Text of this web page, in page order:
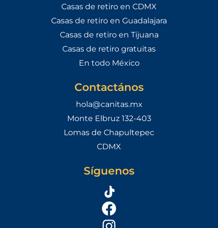
Casas de retiro en CDMX
Casas de retiro en Guadalajara
Casas de retiro en Tijuana
Casas de retiro gratuitas
En todo México
Contactános
hola@canitas.mx
Monte Elbruz 132-403
Lomas de Chapultepec
CDMX
Síguenos